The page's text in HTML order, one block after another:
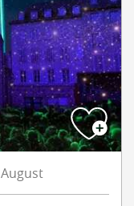
August